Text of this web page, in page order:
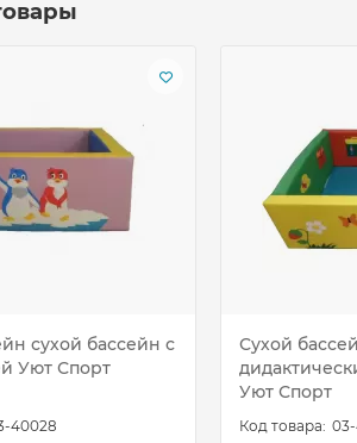
сухой бассейн с
Уют Спорт
40028
Сухой
Уют Спорт